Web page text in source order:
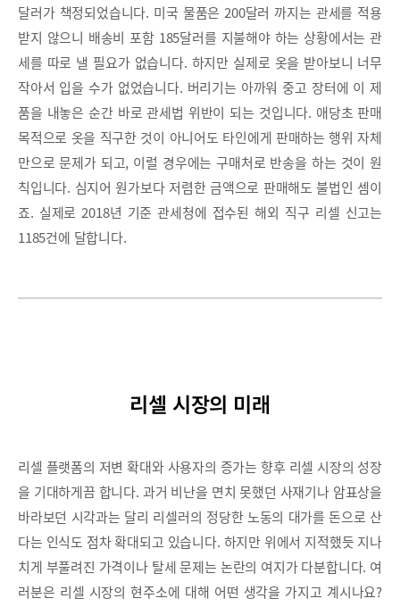
달러가 책정되었습니다. 미국 물품은 200달러 까지는 관세를 적용
받지 않으니 배송비 포함 185달러를 지불해야 하는 상황에서는 관
세를 따로 낼 필요가 없습니다. 하지만 실제로 옷을 받아보니 너무
작아서 입을 수가 없었습니다. 버리기는 아까워 중고 장터에 이 제
품을 내놓은 순간 바로 관세법 위반이 되는 것입니다. 애당초 판매
목적으로 옷을 직구한 것이 아니어도 타인에게 판매하는 행위 자체
만으로 문제가 되고, 이럴 경우에는 구매처로 반송을 하는 것이 원
칙입니다. 심지어 원가보다 저렴한 금액으로 판매해도 불법인 셈이
죠. 실제로 2018년 기준 관세청에 접수된 해외 직구 리셀 신고는
1185건에 달합니다.
리셀 시장의 미래
리셀 플랫폼의 저변 확대와 사용자의 증가는 향후 리셀 시장의 성장
을 기대하게끔 합니다. 과거 비난을 면치 못했던 사재기나 암표상을
바라보던 시각과는 달리 리셀러의 정당한 노동의 대가를 돈으로 산
다는 인식도 점차 확대되고 있습니다. 하지만 위에서 지적했듯 지나
치게 부풀려진 가격이나 탈세 문제는 논란의 여지가 다분합니다. 여
러분은 리셀 시장의 현주소에 대해 어떤 생각을 가지고 계시나요?